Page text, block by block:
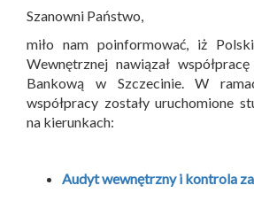
Szanowni Państwo,
miło nam poinformować, iż
Wewnętrznej nawiązał
Bankową w Szczecinie. W
współpracy zostały uruchomione
na kierunkach:
Audyt wewnętrzny i kontrola